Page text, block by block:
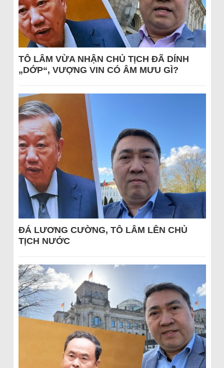
TÔ LÂM VỪA NHẬN CHỦ TỊCH ĐÃ DÍNH
„DỚP“, VƯỢNG VIN CÓ ÂM MƯU GÌ?
ĐÁ LƯƠNG CƯỜNG, TÔ LÂM LÊN CHỦ
TỊCH NƯỚC